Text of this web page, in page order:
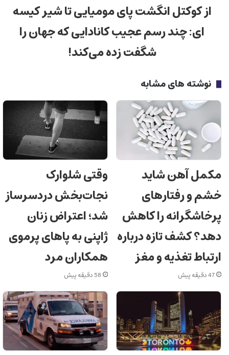
از کوکتل انگشت پای مومیایی تا شیر کیسه
ای: چند رسم عجیب کانادایی که جهان را
شگفت زده می‌کند!
نوشته های مشابه
مکمل آهن شاید
خشم و رفتارهای
پرخاشگرانه را کاهش
دهد؟ کشف تازه درباره
ارتباط تغذیه و مغز
47 دقیقه پیش
وقتی شلوارک
نجات‌بخش دردسرساز
شد؛ اعتراض زنان
ژاپنی به پاهای پرموی
همکاران مرد
58 دقیقه پیش